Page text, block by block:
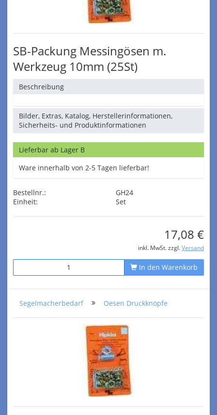
SB-Packung Messingösen m.
Werkzeug 10mm (25St)
Beschreibung
Bilder, Extras, Katalog, Herstellerinformationen,
Sicherheits- und Produktinformationen
Lieferbar ab Lager B
Ware innerhalb von 2-5 Tagen lieferbar!
Bestellnr.:
GH24
Einheit:
Set
17,08 €
inkl. MwSt. zzgl. Versand
In den Warenkorb
Segelmacherbedarf Oesen Druckknöpfe